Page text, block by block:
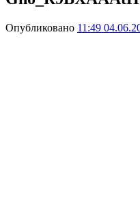
Опубликовано 11:49